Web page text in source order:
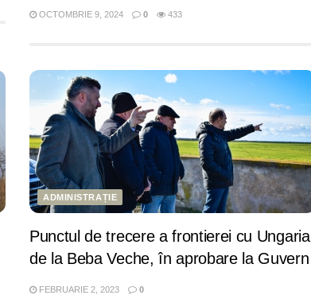
OCTOMBRIE 9, 2024 0 433
ADMINISTRAȚIE
Punctul de trecere a frontierei cu Ungaria
de la Beba Veche, în aprobare la Guvern
FEBRUARIE 2, 2023 0